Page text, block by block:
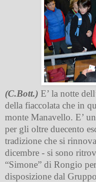
(C.Bott.) E’ la notte
della fiaccolata che in
monte Manavello. E’
per gli oltre duecento
tradizione che si rinnova
dicembre - si sono
“Simone” di Rongio
disposizione dal